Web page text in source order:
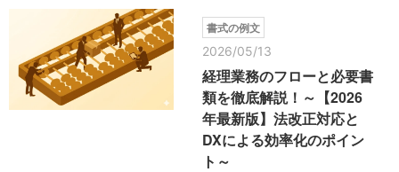
書式の例文
2026/05/13
経理業務のフローと必要書
類を徹底解説！～【2026
年最新版】法改正対応と
DXによる効率化のポイン
ト～